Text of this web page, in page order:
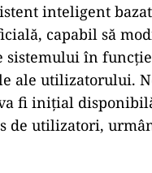
inteligent
capabil să
sistemului în
ale utilizatorului.
fi inițial
de utilizatori,